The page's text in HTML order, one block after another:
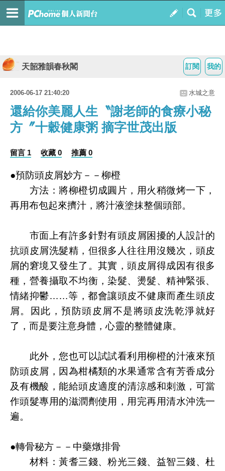
我的
訂閱
天韶雅韻春秋閣
2006-06-17 21:40:20 水城之意
還給你美麗人生〝謝老師的食療小秘
方〞十穀健康粥 摘字世茂出版
留言 1 收藏 0 推薦 0
●預防頭皮屑妙方－－柳橙
方法：將柳橙切成圓片，用火稍微烤一下，
再用布包起來擠汁，將汁液塗抹整個頭部。
市面上有許多針對有頭皮屑困擾的人設計的
抗頭皮屑洗髮精，但很多人往往用沒幾次，頭皮
屑的窘境又發生了。其實，頭皮屑得成因有很多
種，營養攝取不均衡，染髮、燙髮、精神緊張、
情緒抑鬱……等，都會讓頭皮不健康而產生頭皮
屑。因此，預防頭皮屑不是將頭皮洗乾淨就好
了，而是要注意身體，心靈的整體健康。
此外，您也可以試試看利用柳橙的汁液來預
防頭皮屑，因為柑橘類的水果通常含有芳香成分
及有機酸，能給頭皮適度的清涼感和刺激，可當
作頭髮專用的滋潤劑使用，用完再用清水沖洗一
遍。
●轉骨秘方－－中藥燉排骨
材料：黃耆三錢、粉光三錢、益智三錢、杜